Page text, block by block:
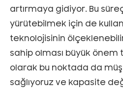
artırmaya gidiyor. Bu
yürütebilmek için de
teknolojisinin
sahip olması büyük önem
olarak bu noktada da
sağlıyoruz ve kapasite